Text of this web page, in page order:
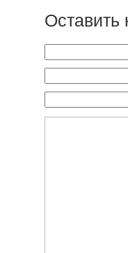
Оставить